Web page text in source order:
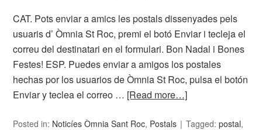
CAT. Pots enviar a amics les postals dissenyades pels
usuaris d’ Òmnia St Roc, premi el botó Enviar i tecleja el
correu del destinatari en el formulari. Bon Nadal i Bones
Festes! ESP. Puedes enviar a amigos los postales
hechas por los usuarios de Òmnia St Roc, pulsa el botón
Enviar y teclea el correo … [Read more…]
Posted in: Noticíes Òmnia Sant Roc, Postals Tagged:postal,